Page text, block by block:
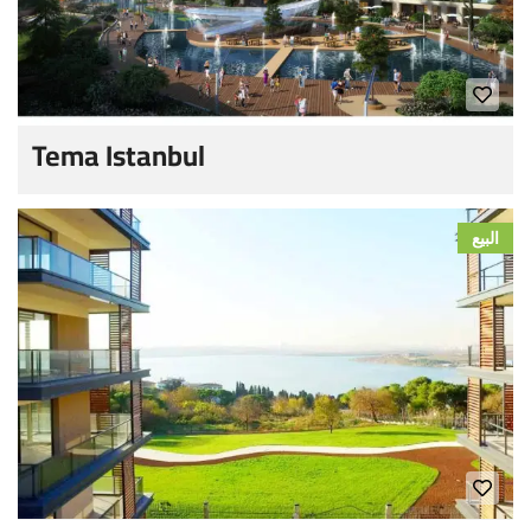
Tema Istanbul
البيع